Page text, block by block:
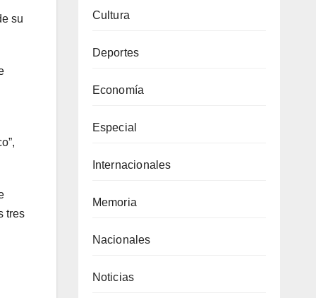
su
tres
Cultura
Deportes
Economía
Especial
Internacionales
Memoria
Nacionales
Noticias